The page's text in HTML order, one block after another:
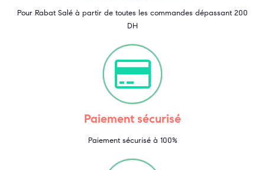
Pour Rabat Salé à partir de toutes les commandes dépassant 200
DH
Paiement sécurisé
Paiement sécurisé à 100%